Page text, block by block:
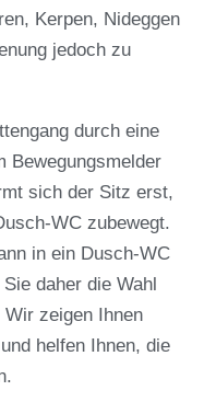
Kerpen, Nideggen
jedoch zu
durch eine
Bewegungsmelder
sich der Sitz erst,
WC zubewegt.
in ein Dusch-WC
daher die Wahl
zeigen Ihnen
helfen Ihnen, die